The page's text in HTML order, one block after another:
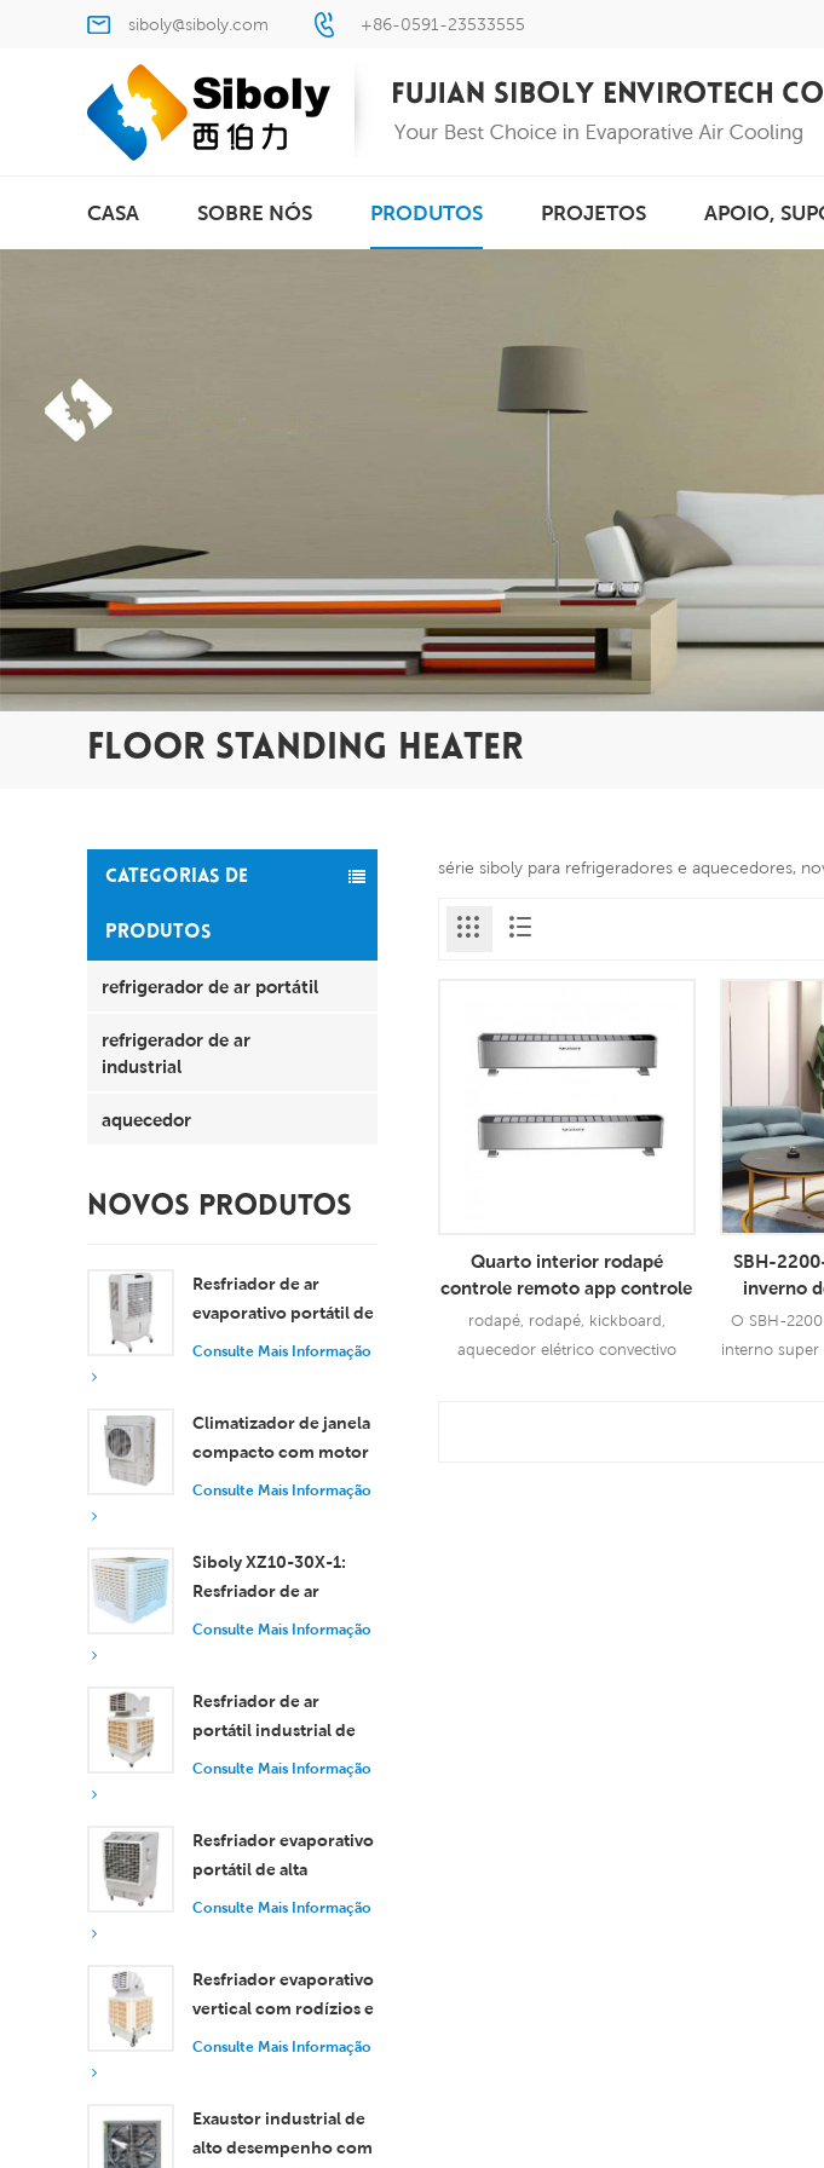
siboly@siboly.com +86-0591-23533555
CASA SOBRE NÓS PRODUTOS PROJETOS APOIO,
FLOOR STANDING HEATER
CATEGORIAS DE
PRODUTOS
refrigerador de ar portátil
refrigerador de ar
industrial
aquecedor
NOVOS PRODUTOS
Resfriador de ar
evaporativo portátil de
8000 m³/h com
Consulte Mais Informação
Climatizador de janela
compacto com motor
axial, resfriamento
médios.
Consulte Mais Informação
Siboly XZ10-30X-1:
Resfriador de ar
evaporativo industrial
Consulte Mais Informação
Resfriador de ar
portátil industrial de
18.000 m³/h com
grandes espaços.
Consulte Mais Informação
Resfriador evaporativo
portátil de alta
eficiência com
remoto.
Consulte Mais Informação
Resfriador evaporativo
vertical com rodízios e
controle remoto, com
Consulte Mais Informação
Exaustor industrial de
alto desempenho com
série siboly para refrigeradores e aquecedores,
Quarto interior rodapé
controle remoto app controle
de base elétrica aquecedor
rodapé, rodapé, kickboard,
aquecedor elétrico convectivo
SBH-
inverno
O SBH-
interno super